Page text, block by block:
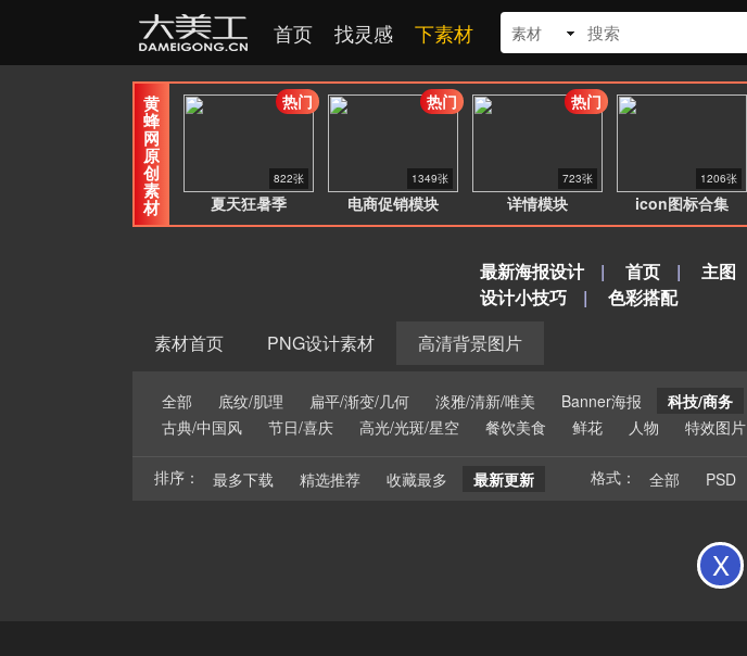
首页 找灵感 下素材 素材
黄
蜂
网
原
创
素
材 夏天狂暑季
822张
热门
电商促销模块
1349张
热门
详情模块
723张
热门
icon图标合集
1206张
最新海报设计 | 首页 | 主图
设计小技巧
|
色彩搭配
素材首页
PNG设计素材 高清背景图片
全部 底纹/肌理 扁平/渐变/几何 淡雅/清新/唯美 Banner海报 科技/商务
古典/中国风
节日/喜庆 高光/光斑/星空 餐饮美食 鲜花 人物 特效图片
排序： 最多下载 精选推荐 收藏最多 最新更新 格式： 全部 PSD
X